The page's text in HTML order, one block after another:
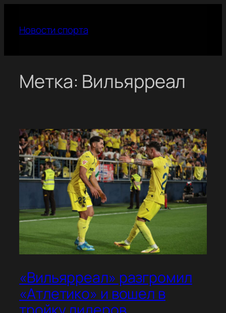
содержимому
Новости спорта
Метка: Вильярреал
«Вильярреал» разгромил
«Атлетико» и вошел в